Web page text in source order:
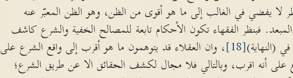
لا يفضي في الغالب إلى ما هو أقوى من الظن، وهو الظن المعبّر عنه
المبعد. فبنظر الفقهاء تكون الأحكام تابعة للمصالح الخفية والشرع كاشف
(النهاية)[18]
، وان العقلاء قد يتوهمون ما هو أقرب إلى واقع الشرع على
على أنه اقرب، وبالتالي فلا مجال لكشف الحقائق الا عن طريق الشرع؛